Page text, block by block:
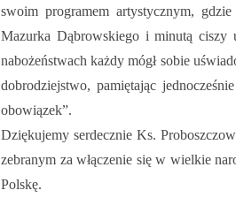
swoim programem artystycznym,
Mazurka Dąbrowskiego i minutą ciszy
nabożeństwach każdy mógł sobie
dobrodziejstwo, pamiętając
obowiązek”.
Dziękujemy serdecznie Ks.
zebranym za włączenie się w wielkie
Polskę.